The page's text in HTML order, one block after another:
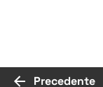
Precedente